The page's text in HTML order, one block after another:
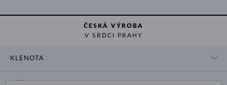
ČESKÁ VÝROBA
V SRDCI PRAHY
KLENOTA